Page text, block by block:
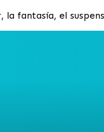
fantasía, el